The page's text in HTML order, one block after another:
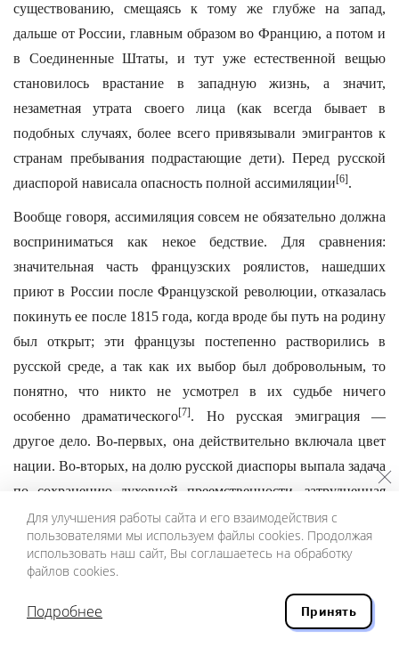
существованию, смещаясь к тому же глубже на запад,
дальше от России, главным образом во Францию, а потом и
в Соединенные Штаты, и тут уже естественной вещью
становилось врастание в западную жизнь, а значит,
незаметная утрата своего лица (как всегда бывает в
подобных случаях, более всего привязывали эмигрантов к
странам пребывания подрастающие дети). Перед русской
диаспорой нависала опасность полной ассимиляции[6].
Вообще говоря, ассимиляция совсем не обязательно должна
восприниматься как некое бедствие. Для сравнения:
значительная часть французских роялистов, нашедших
приют в России после Французской революции, отказалась
покинуть ее после 1815 года, когда вроде бы путь на родину
был открыт; эти французы постепенно растворились в
русской среде, а так как их выбор был добровольным, то
понятно, что никто не усмотрел в их судьбе ничего
особенно драматического[7]. Но русская эмиграция —
другое дело. Во-первых, она действительно включала цвет
нации. Во-вторых, на долю русской диаспоры выпала задача
по сохранению духовной преемственности, затрудненная
или вообще невозможная на “обезумевшей родине”.
Сейчас трудно даже представить, какую стойкость надо
было проявить, чтобы сохранить свою Россию “на
европейском сквозняке” (да еще в условиях, когда полмира с
восхищением следило за “русским экспериментом”). Можно
Для улучшения работы сайта и его взаимодействия с
пользователями мы используем файлы cookies. Продолжая
использовать наш сайт, Вы соглашаетесь на обработку
файлов cookies.
Подробнее Принять